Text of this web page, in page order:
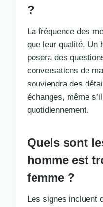
?
La fréquence des
que leur qualité. Un
posera des
conversations de
souviendra des
échanges, même
quotidiennement.
Quels sont
homme est
femme ?
Les signes incluent